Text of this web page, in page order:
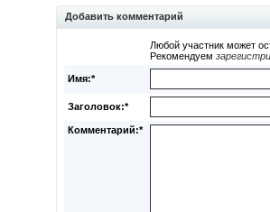
Добавить комментарий
Любой участник может
Рекомендуем
Имя:*
Заголовок:*
Комментарий:*